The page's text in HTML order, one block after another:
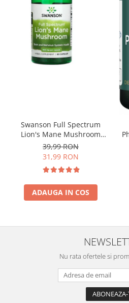
Swanson Full Spectrum
Lion's Mane Mushroom
500mg 60 caps
39,99 RON
31,99 RON
ADAUGA IN COS
Nu rata ofertele si